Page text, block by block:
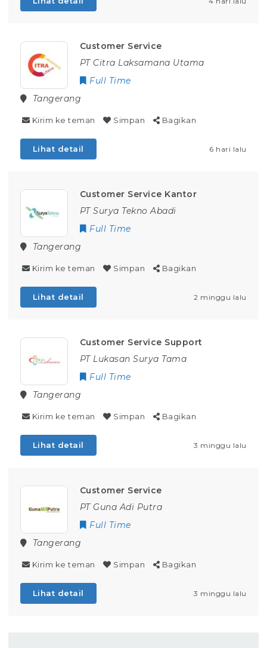
Customer Service
PT Citra Laksamana Utama
Full Time
Tangerang
Kirim ke teman Simpan Bagikan
Lihat detail 6 hari lalu
Customer Service Kantor
PT Surya Tekno Abadi
Full Time
Tangerang
Kirim ke teman Simpan Bagikan
Lihat detail 2 minggu lalu
Customer Service Support
PT Lukasan Surya Tama
Full Time
Tangerang
Kirim ke teman Simpan Bagikan
Lihat detail 3 minggu lalu
Customer Service
PT Guna Adi Putra
Full Time
Tangerang
Kirim ke teman Simpan Bagikan
Lihat detail 3 minggu lalu